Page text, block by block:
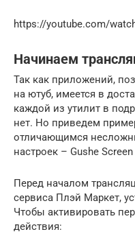
https://youtube.com/
Начинаем
Так как приложений,
на ютуб, имеется в
каждой из утилит в
нет. Но приведем
отличающимся
настроек – Gushe
Перед началом
сервиса Плэй Маркет,
Чтобы активировать
действия: